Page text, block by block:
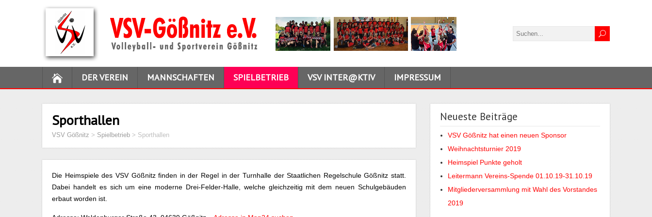
DER VEREIN MANNSCHAFTEN SPIELBETRIEB VSV INTER@KTIV IMPRESSUM
Sporthallen
VSV Gößnitz > Spielbetrieb > Sporthallen
Die Heimspiele des VSV Gößnitz finden in der Regel in der Turnhalle der Staatlichen Regelschule Gößnitz statt.
Dabei handelt es sich um eine moderne Drei-Felder-Halle, welche gleichzeitig mit dem neuen Schulgebäuden
erbaut worden ist.
Neueste Beiträge
VSV Gößnitz hat einen neuen Sponsor
Weihnachtsturnier 2019
Heimspiel Punkte geholt
Leitermann Vereins-Spende 01.10.19-31.10.19
Mitgliederversammlung mit Wahl des Vorstandes
2019